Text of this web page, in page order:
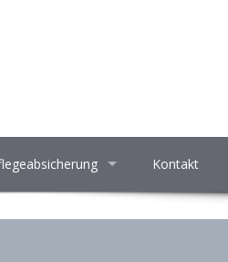
Kontakt